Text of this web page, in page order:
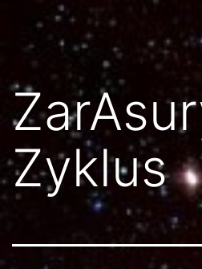
Inhalt
springen
der
Tausend
Tore
Zyklus